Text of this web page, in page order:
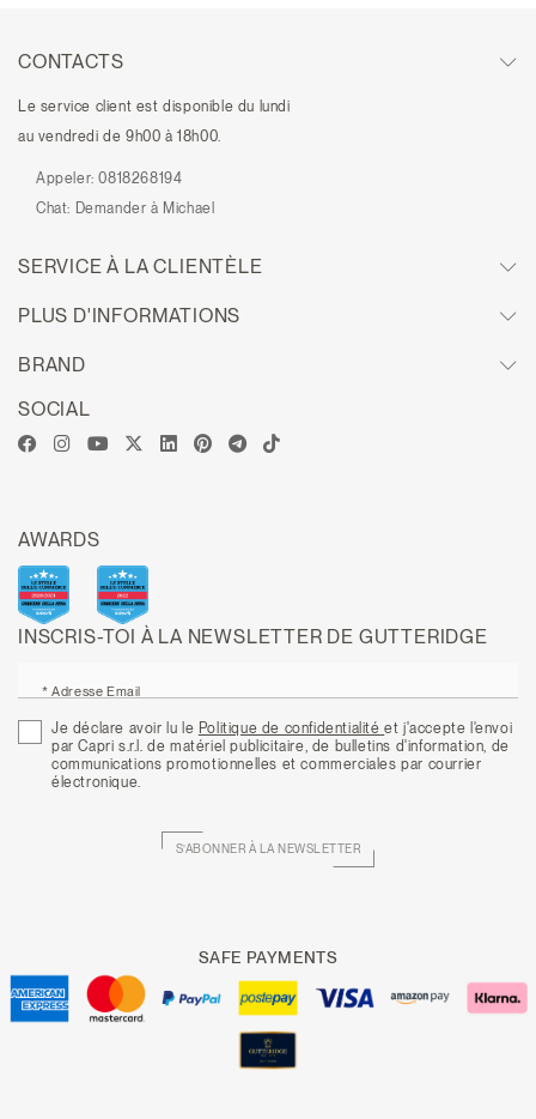
CONTACTS
Le service client est disponible du lundi
au vendredi de 9h00 à 18h00.
Appeler: 0818268194
Chat: Demander à Michael
SERVICE À LA CLIENTÈLE
PLUS D'INFORMATIONS
BRAND
INSCRIS-TOI À LA NEWSLETTER DE GUTTERIDGE
* Adresse Email
Je déclare avoir lu le Politique de confidentialitéet j'accepte l'envoi
par Capri s.r.l. de matériel publicitaire, de bulletins d'information, de
communications promotionnelles et commerciales par courrier
électronique.
S’ABONNER À LA NEWSLETTER
SOCIAL
AWARDS
SAFE PAYMENTS